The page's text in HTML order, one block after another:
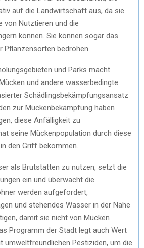
auf die Landwirtschaft aus, da sie
von Nutztieren und die
können. Sie können sogar das
Pflanzensorten bedrohen.
und Parks macht
und andere wasserbedingte
Schädlingsbekämpfungsansatz
zur Mückenbekämpfung haben
diese Anfälligkeit zu
seine Mückenpopulation durch diese
den Griff bekommen.
als Brutstätten zu nutzen, setzt die
ein und überwacht die
werden aufgefordert,
und stehendes Wasser in der Nähe
damit sie nicht von Mücken
Programm der Stadt legt auch Wert
umweltfreundlichen Pestiziden, um die